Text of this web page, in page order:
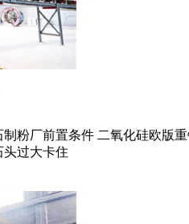
粉厂前置条件 二氧化硅欧版
头过大卡住